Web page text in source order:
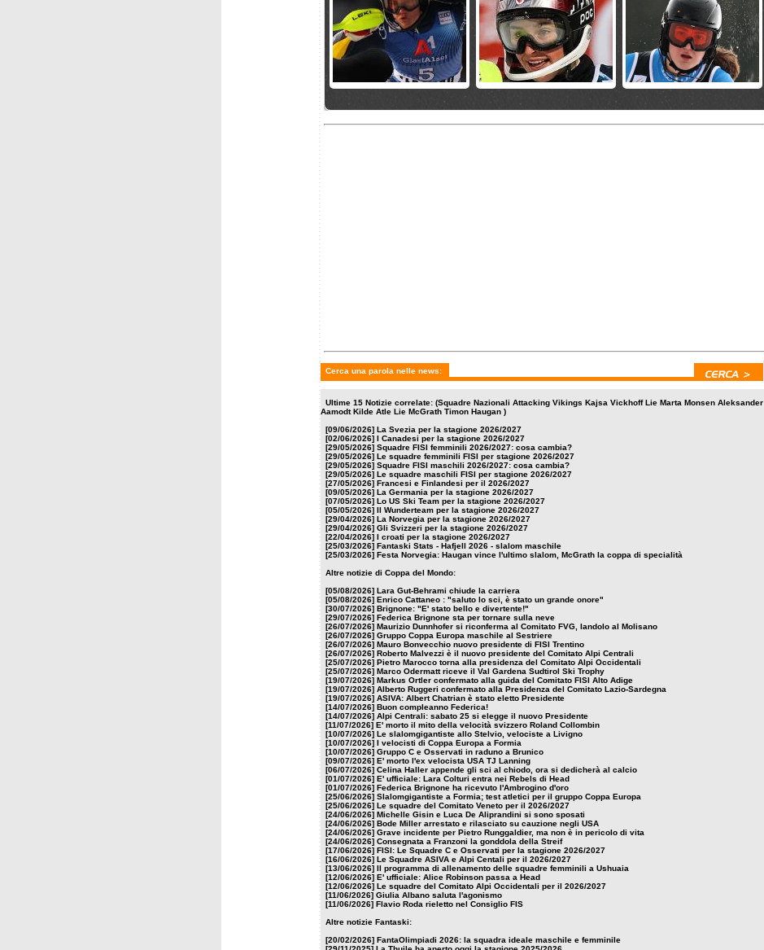
Cerca una parola nelle news:
Ultime 15 Notizie correlate: (Squadre Nazionali Attacking Vikings Kajsa Vickhoff Lie Marta Monsen Aleksander
Aamodt Kilde Atle Lie McGrath Timon Haugan )
[09/06/2026] La Svezia per la stagione 2026/2027
[02/06/2026] I Canadesi per la stagione 2026/2027
[29/05/2026] Squadre FISI femminili 2026/2027: cosa cambia?
[29/05/2026] Le squadre femminili FISI per stagione 2026/2027
[29/05/2026] Squadre FISI maschili 2026/2027: cosa cambia?
[29/05/2026] Le squadre maschili FISI per stagione 2026/2027
[27/05/2026] Francesi e Finlandesi per il 2026/2027
[09/05/2026] La Germania per la stagione 2026/2027
[07/05/2026] Lo US Ski Team per la stagione 2026/2027
[05/05/2026] Il Wunderteam per la stagione 2026/2027
[29/04/2026] La Norvegia per la stagione 2026/2027
[29/04/2026] Gli Svizzeri per la stagione 2026/2027
[22/04/2026] I croati per la stagione 2026/2027
[25/03/2026] Fantaski Stats - Hafjell 2026 - slalom maschile
[25/03/2026] Festa Norvegia: Haugan vince l'ultimo slalom, McGrath la coppa di specialità
Altre notizie di Coppa del Mondo:
[05/08/2026] Lara Gut-Behrami chiude la carriera
[05/08/2026] Enrico Cattaneo : "saluto lo sci, è stato un grande onore"
[30/07/2026] Brignone: "E' stato bello e divertente!"
[29/07/2026] Federica Brignone sta per tornare sulla neve
[26/07/2026] Maurizio Dunnhofer si riconferma al Comitato FVG, Iandolo al Molisano
[26/07/2026] Gruppo Coppa Europa maschile al Sestriere
[26/07/2026] Mauro Bonvecchio nuovo presidente di FISI Trentino
[26/07/2026] Roberto Malvezzi è il nuovo presidente del Comitato Alpi Centrali
[25/07/2026] Pietro Marocco torna alla presidenza del Comitato Alpi Occidentali
[25/07/2026] Marco Odermatt riceve il Val Gardena Sudtirol Ski Trophy
[19/07/2026] Markus Ortler confermato alla guida del Comitato FISI Alto Adige
[19/07/2026] Alberto Ruggeri confermato alla Presidenza del Comitato Lazio-Sardegna
[19/07/2026] ASIVA: Albert Chatrian è stato eletto Presidente
[14/07/2026] Buon compleanno Federica!
[14/07/2026] Alpi Centrali: sabato 25 si elegge il nuovo Presidente
[11/07/2026] E' morto il mito della velocità svizzero Roland Collombin
[10/07/2026] Le slalomgigantiste allo Stelvio, velociste a Livigno
[10/07/2026] I velocisti di Coppa Europa a Formia
[10/07/2026] Gruppo C e Osservati in raduno a Brunico
[09/07/2026] E' morto l'ex velocista USA TJ Lanning
[06/07/2026] Celina Haller appende gli sci al chiodo, ora si dedicherà al calcio
[01/07/2026] E' ufficiale: Lara Colturi entra nei Rebels di Head
[01/07/2026] Federica Brignone ha ricevuto l'Ambrogino d'oro
[25/06/2026] Slalomgigantiste a Formia; test atletici per il gruppo Coppa Europa
[25/06/2026] Le squadre del Comitato Veneto per il 2026/2027
[24/06/2026] Michelle Gisin e Luca De Aliprandini si sono sposati
[24/06/2026] Bode Miller arrestato e rilasciato su cauzione negli USA
[24/06/2026] Grave incidente per Pietro Runggaldier, ma non è in pericolo di vita
[24/06/2026] Consegnata a Franzoni la gonddola della Streif
[17/06/2026] FISI: Le Squadre C e Osservati per la stagione 2026/2027
[16/06/2026] Le Squadre ASIVA e Alpi Centali per il 2026/2027
[13/06/2026] Il programma di allenamento delle squadre femminili a Ushuaia
[12/06/2026] E' ufficiale: Alice Robinson passa a Head
[12/06/2026] Le squadre del Comitato Alpi Occidentali per il 2026/2027
[11/06/2026] Giulia Albano saluta l'agonismo
[11/06/2026] Flavio Roda rieletto nel Consiglio FIS
Altre notizie Fantaski:
[20/02/2026] FantaOlimpiadi 2026: la squadra ideale maschile e femminile